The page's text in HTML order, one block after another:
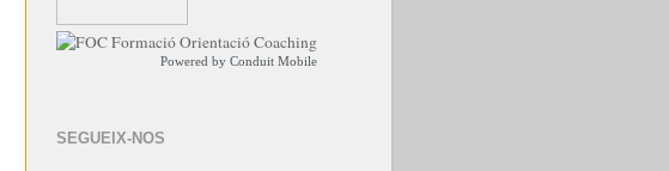
Powered by Conduit Mobile
SEGUEIX-NOS